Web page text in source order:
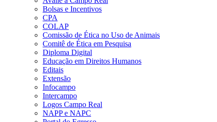
Bolsas e Incentivos
CPA
COLAP
Comissão de Ética no Uso de Animais
Comitê de Ética em Pesquisa
Diploma Digital
Educação em Direitos Humanos
Editais
Extensão
Infocampo
Intercampo
Logos Campo Real
NAPP e NAPC